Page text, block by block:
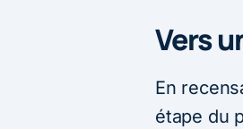
Vers
En
étape du